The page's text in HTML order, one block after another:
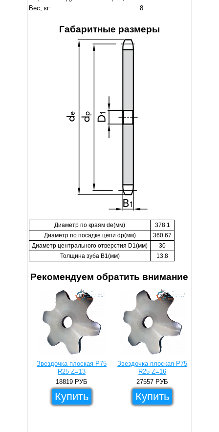
Вес, кг:
8
Габаритные размеры
Диаметр по краям de(мм)
378.1
Диаметр по посадке цепи dp(мм)
360.67
Диаметр центрального отверстия D1(мм)
30
Толщина зуба B1(мм)
13.8
Рекомендуем обратить внимание
Звездочка плоская P75
R25 Z=13
18819 РУБ
Купить
Звездочка плоская P75
R25 Z=16
27557 РУБ
Купить